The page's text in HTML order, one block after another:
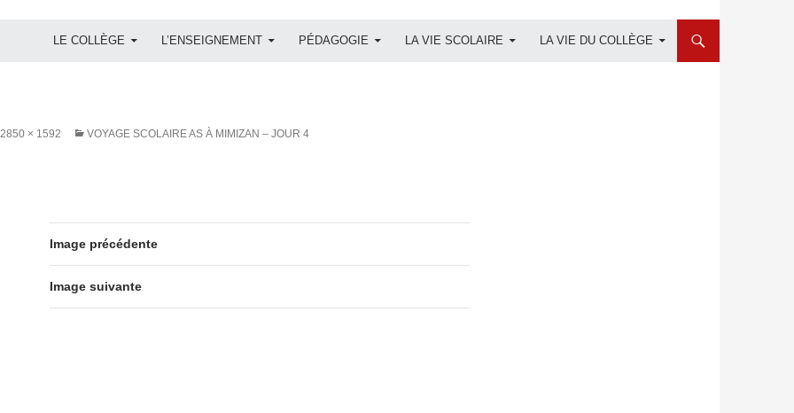
LE COLLÈGE L’ENSEIGNEMENT PÉDAGOGIE LA VIE SCOLAIRE LA VIE DU COLLÈGE
2850 × 1592 VOYAGE SCOLAIRE AS À MIMIZAN – JOUR 4
Image précédente
Image suivante